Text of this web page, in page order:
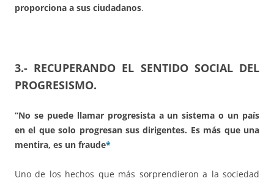
proporciona a sus ciudadanos.
3.- RECUPERANDO EL SENTIDO SOCIAL DEL
PROGRESISMO.
“No se puede llamar progresista a un sistema o un país
en el que solo progresan sus dirigentes. Es más que una
mentira, es un fraude*
Uno de los hechos que más sorprendieron a la sociedad